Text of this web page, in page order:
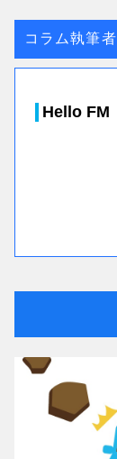
コラム執筆者
Hello FM